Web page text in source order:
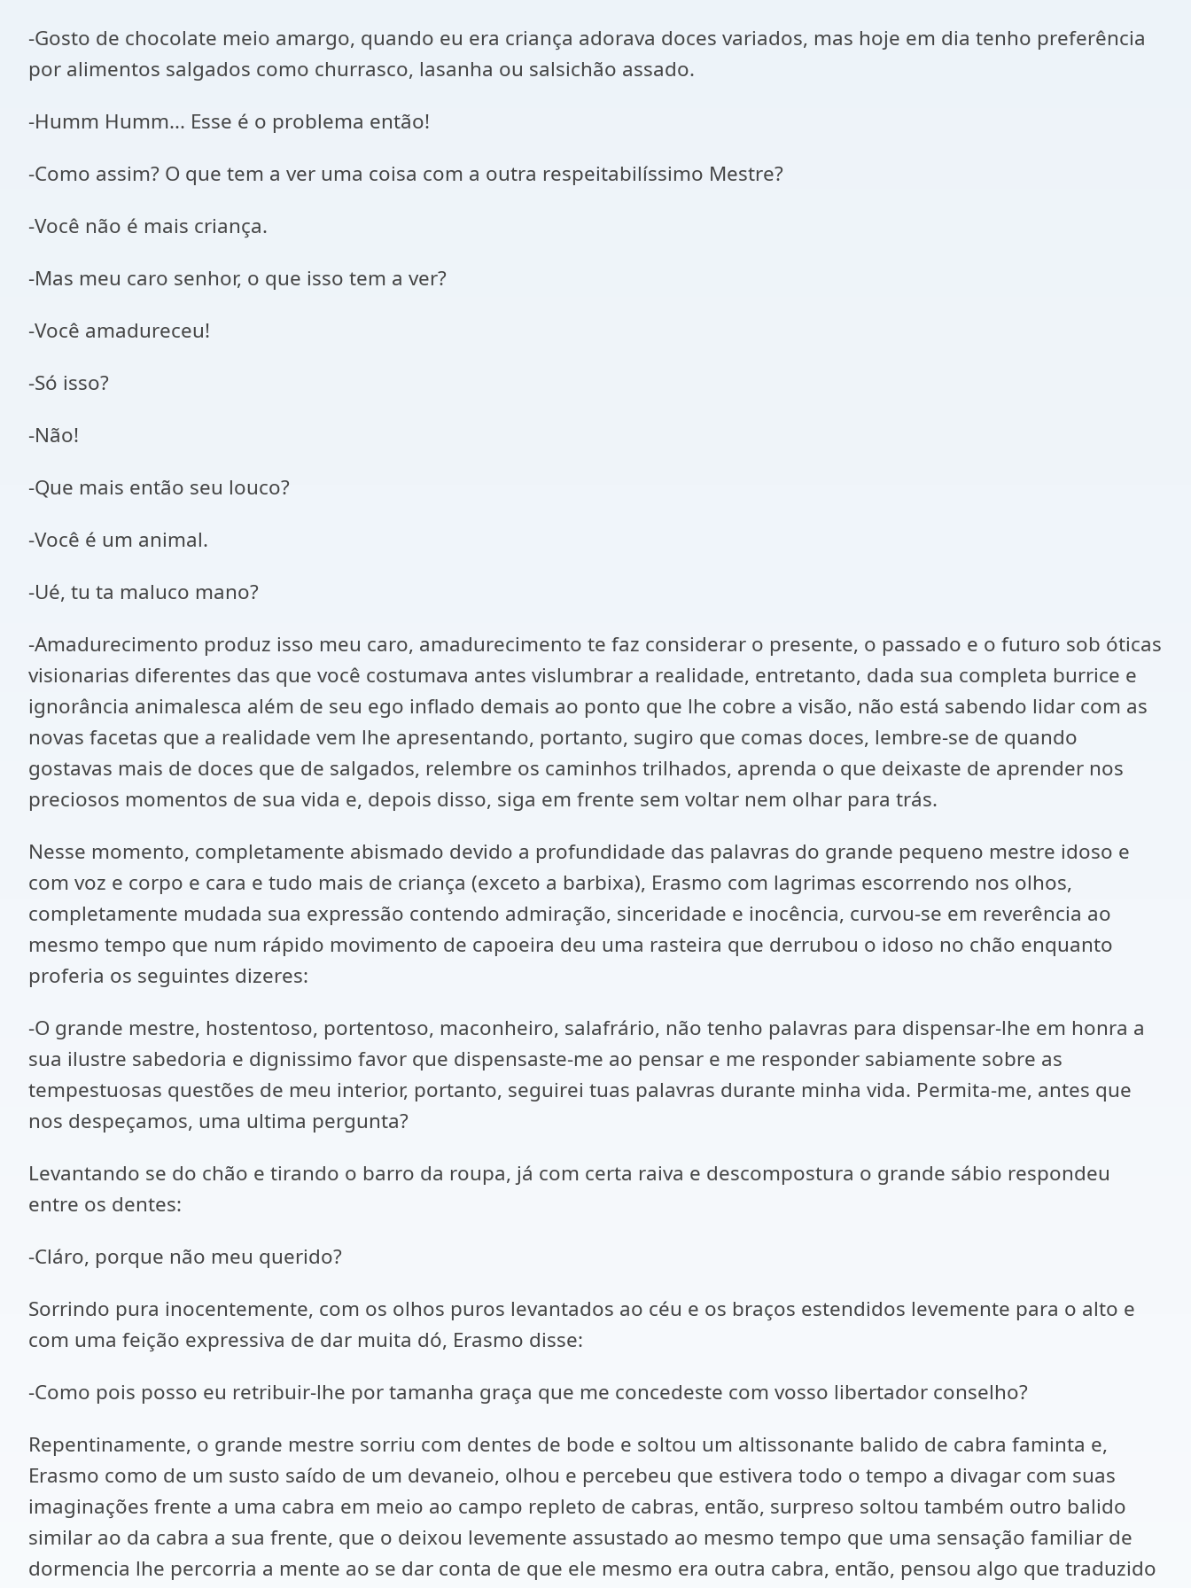
-Gosto de chocolate meio amargo, quando eu era criança adorava doces variados, mas hoje em dia tenho preferência
por alimentos salgados como churrasco, lasanha ou salsichão assado.
-Humm Humm... Esse é o problema então!
-Como assim? O que tem a ver uma coisa com a outra respeitabilíssimo Mestre?
-Você não é mais criança.
-Mas meu caro senhor, o que isso tem a ver?
-Você amadureceu!
-Só isso?
-Não!
-Que mais então seu louco?
-Você é um animal.
-Ué, tu ta maluco mano?
-Amadurecimento produz isso meu caro, amadurecimento te faz considerar o presente, o passado e o futuro sob óticas
visionarias diferentes das que você costumava antes vislumbrar a realidade, entretanto, dada sua completa burrice e
ignorância animalesca além de seu ego inflado demais ao ponto que lhe cobre a visão, não está sabendo lidar com as
novas facetas que a realidade vem lhe apresentando, portanto, sugiro que comas doces, lembre-se de quando
gostavas mais de doces que de salgados, relembre os caminhos trilhados, aprenda o que deixaste de aprender nos
preciosos momentos de sua vida e, depois disso, siga em frente sem voltar nem olhar para trás.
Nesse momento, completamente abismado devido a profundidade das palavras do grande pequeno mestre idoso e
com voz e corpo e cara e tudo mais de criança (exceto a barbixa), Erasmo com lagrimas escorrendo nos olhos,
completamente mudada sua expressão contendo admiração, sinceridade e inocência, curvou-se em reverência ao
mesmo tempo que num rápido movimento de capoeira deu uma rasteira que derrubou o idoso no chão enquanto
proferia os seguintes dizeres:
-O grande mestre, hostentoso, portentoso, maconheiro, salafrário, não tenho palavras para dispensar-lhe em honra a
sua ilustre sabedoria e dignissimo favor que dispensaste-me ao pensar e me responder sabiamente sobre as
tempestuosas questões de meu interior, portanto, seguirei tuas palavras durante minha vida. Permita-me, antes que
nos despeçamos, uma ultima pergunta?
Levantando se do chão e tirando o barro da roupa, já com certa raiva e descompostura o grande sábio respondeu
entre os dentes:
-Cláro, porque não meu querido?
Sorrindo pura inocentemente, com os olhos puros levantados ao céu e os braços estendidos levemente para o alto e
com uma feição expressiva de dar muita dó, Erasmo disse:
-Como pois posso eu retribuir-lhe por tamanha graça que me concedeste com vosso libertador conselho?
Repentinamente, o grande mestre sorriu com dentes de bode e soltou um altissonante balido de cabra faminta e,
Erasmo como de um susto saído de um devaneio, olhou e percebeu que estivera todo o tempo a divagar com suas
imaginações frente a uma cabra em meio ao campo repleto de cabras, então, surpreso soltou também outro balido
similar ao da cabra a sua frente, que o deixou levemente assustado ao mesmo tempo que uma sensação familiar de
dormencia lhe percorria a mente ao se dar conta de que ele mesmo era outra cabra, então, pensou algo que traduzido